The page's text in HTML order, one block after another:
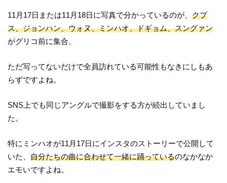
11月17日または11月18日に写真で分かっているのが、クプ
ス、ジョンハン、ウォヌ、ミンハオ、ドギョム、スングァン
がグリコ前に集合。
ただ写ってないだけで全員訪れている可能性もなきにしもあ
らずですよね。
SNS上でも同じアングルで撮影をする方が続出していまし
た。
特にミンハオが11月17日にインスタのストーリーで公開して
いた、自分たちの曲に合わせて一緒に踊っているのなかなか
エモいですよね。